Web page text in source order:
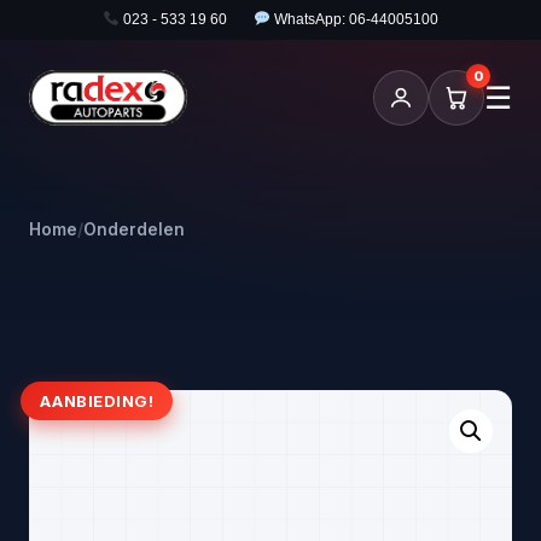
023 - 533 19 60 WhatsApp: 06-44005100
0
☰
Home/Onderdelen
AANBIEDING!